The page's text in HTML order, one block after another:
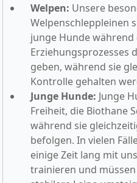
Welpen: Unsere
Welpenschleppleinen
junge Hunde während
Erziehungsprozesses
geben, während sie
Kontrolle gehalten
Junge Hunde: Junge
Freiheit, die Biothane
während sie
befolgen. In vielen
einige Zeit lang mit
trainieren und